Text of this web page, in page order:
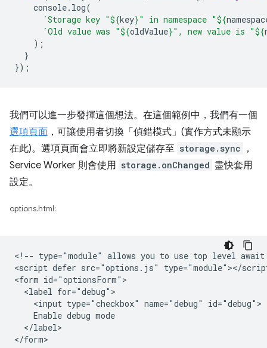
console. log(
`Storage key "${key}" in namespace "${
`Old value was "${oldValue}", new value is "${
);
}
});
我們可以進一步發揮這個想法。在這個範例中，我們有一個
選項頁面 ，可讓使用者切換「偵錯模式」(實作方式未顯示
在此)。選項頁面會立即將新設定儲存至 storage.sync
，
Service Worker 則會使用 storage.onChanged 盡快套用
設定。
options.html:
<!-- type="module" allows you to use top level
<script defer src="options.js" type="module"></
<form id="optionsForm">
  <label for="debug">
    <input type="checkbox" name="debug" id="debug">
    Enable debug mode
  </label>